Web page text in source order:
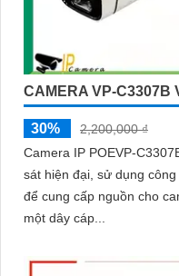
CAMERA VP-C3307B
30%
2,200,000 ₫
Camera IP POEVP-
sát hiện đại, sử dụng
để cung cấp nguồn cho
một dây cáp...